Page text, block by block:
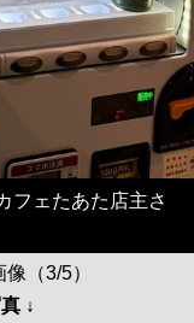
フェたあた店主さ
（3/5）
↓